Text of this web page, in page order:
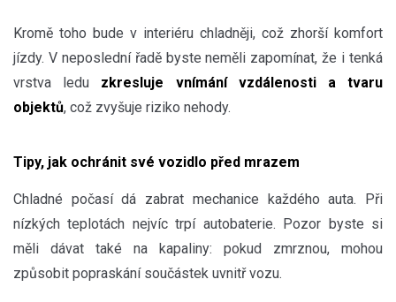
Kromě toho bude v interiéru chladněji, což zhorší komfort
jízdy. V neposlední řadě byste neměli zapomínat, že i tenká
vrstva ledu zkresluje vnímání vzdálenosti a tvaru
objektů, což zvyšuje riziko nehody.
Tipy, jak ochránit své vozidlo před mrazem
Chladné počasí dá zabrat mechanice každého auta. Při
nízkých teplotách nejvíc trpí autobaterie. Pozor byste si
měli dávat také na kapaliny: pokud zmrznou, mohou
způsobit popraskání součástek uvnitř vozu.